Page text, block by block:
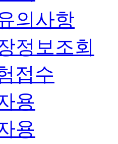
의사항
정보조회
접수
용
용